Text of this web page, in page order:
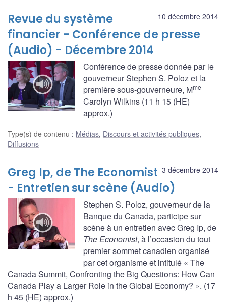
10 décembre 2014
Revue du système
financier - Conférence de presse
(Audio) - Décembre 2014
Conférence de presse donnée par le
gouverneur Stephen S. Poloz et la
première sous-gouverneure, Mme
Carolyn Wilkins (11 h 15 (HE)
approx.)
Type(s) de contenu : Médias, Discours et activités publiques,
Diffusions
3 décembre 2014
Greg Ip, de The Economist
- Entretien sur scène (Audio)
Stephen S. Poloz, gouverneur de la
Banque du Canada, participe sur
scène à un entretien avec Greg Ip, de
The Economist, à l’occasion du tout
premier sommet canadien organisé
par cet organisme et intitulé « The
Canada Summit, Confronting the Big Questions: How Can
Canada Play a Larger Role in the Global Economy? ». (17
h 45 (HE) approx.)